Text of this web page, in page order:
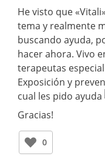
He visto que
tema y realmente
buscando ayuda,
hacer ahora. Vivo
terapeutas
Exposición y
cual les pido ayuda
Gracias!
0